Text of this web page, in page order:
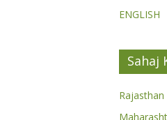
ENGLISH
Sahaj
Rajasthan